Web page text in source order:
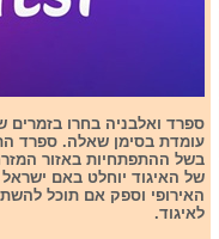
עומדת בסימן שאלה. ספרד
בשל ההתפתחיות באזור
של האיגוד יוחלט באם
האירופי וספק אם תוכל
לאיגוד.